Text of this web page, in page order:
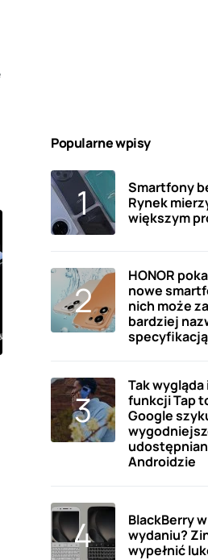
Popularne wpisy
Smartfony
Rynek
większym
HONOR
nowe
nich może
bardziej
specyfikacją
Tak
funkcji Tap
Google
Androidzie
BlackBerry
wydaniu?
wypełnić